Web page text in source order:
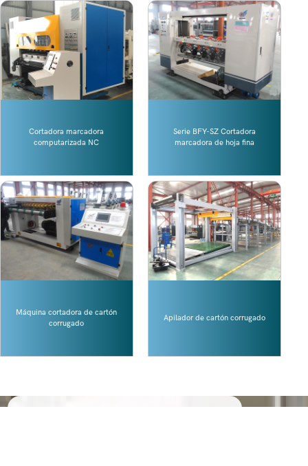
Cortadora marcadora
computarizada NC
Serie BFY-SZ Cortadora
marcadora de hoja fina
Máquina cortadora de cartón
corrugado
Apilador de cartón corrugado